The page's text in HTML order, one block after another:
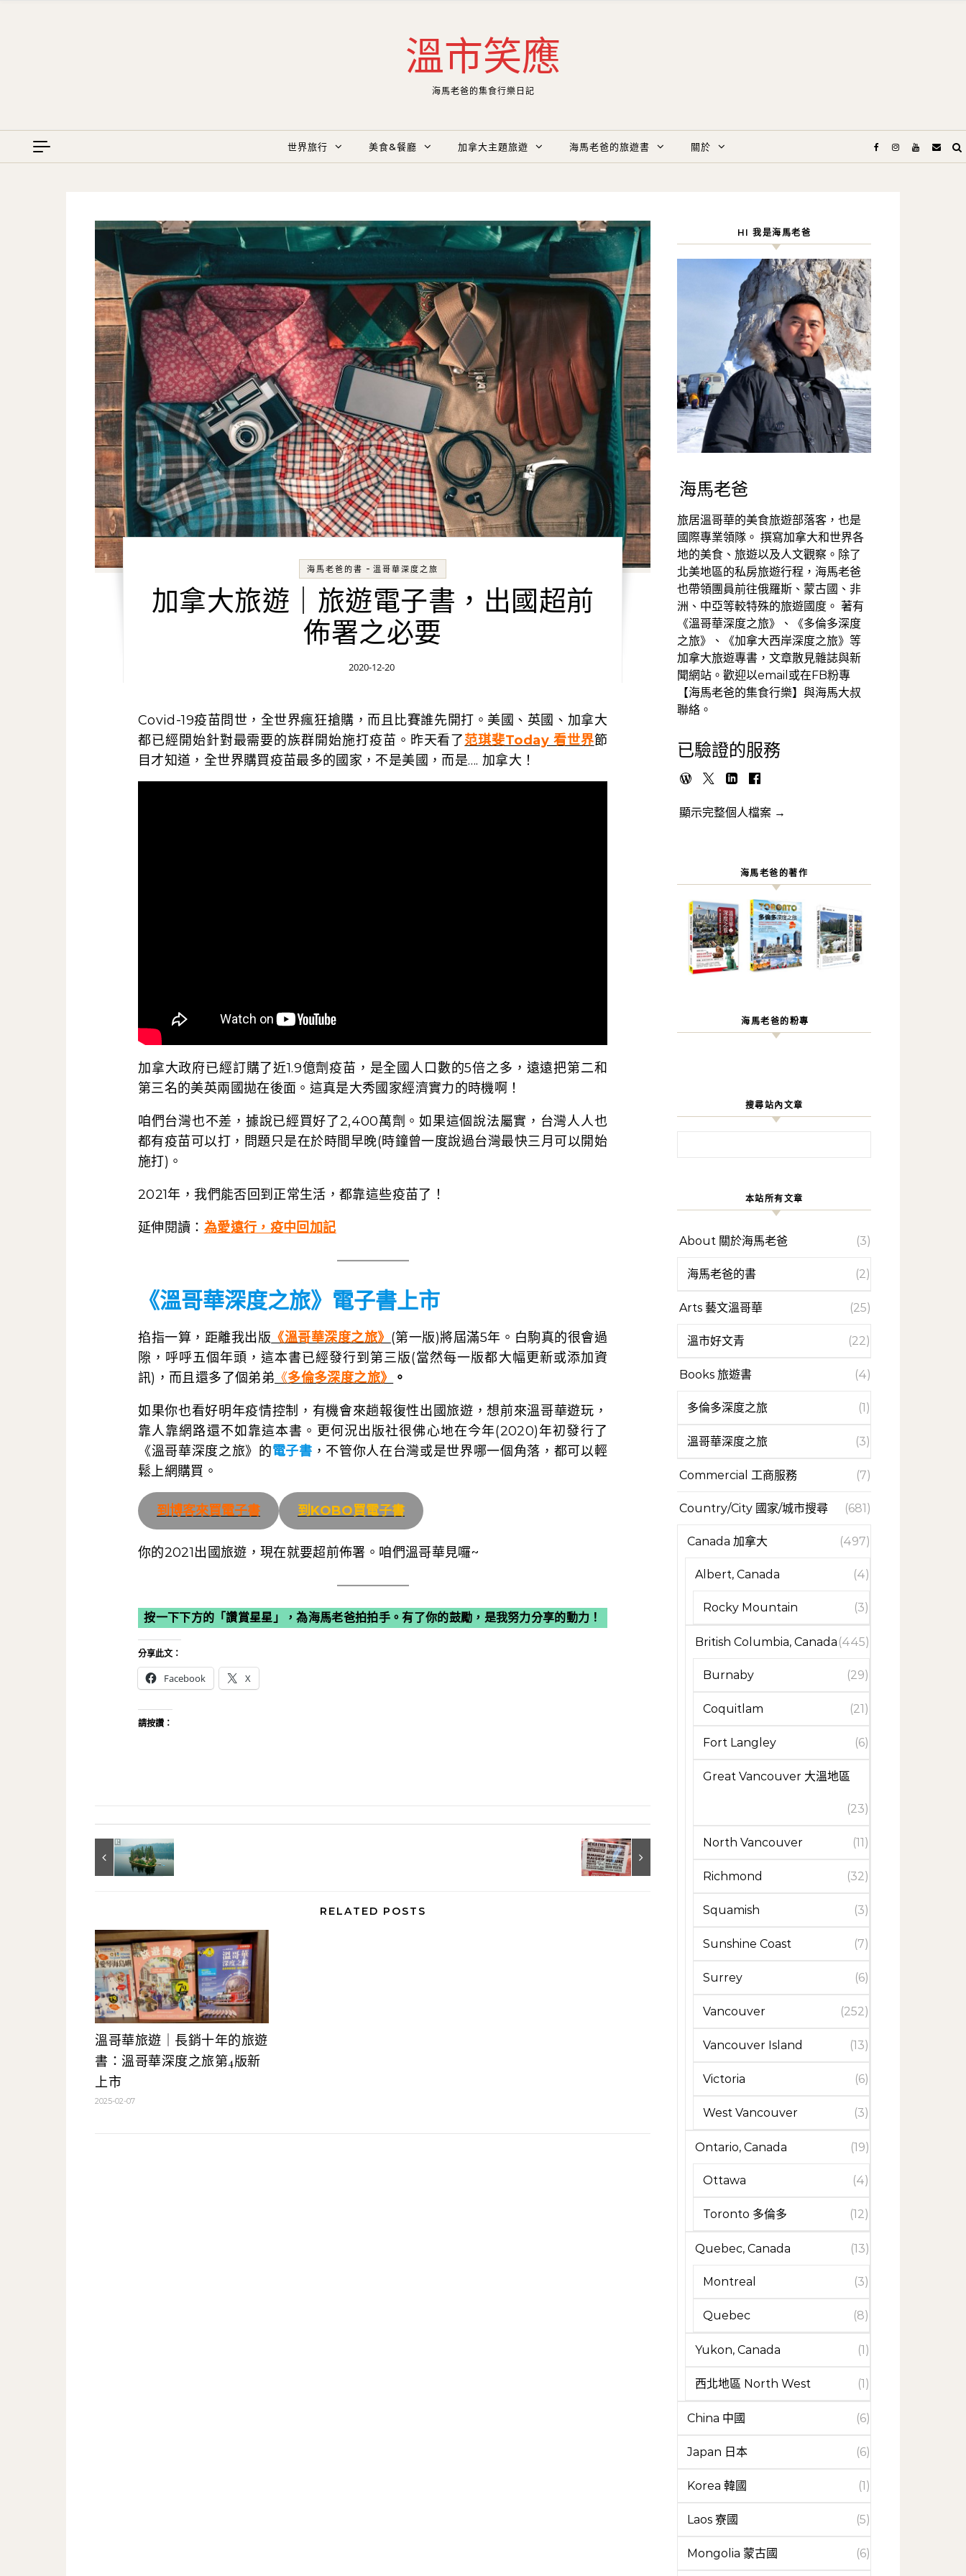
溫市笑應
海馬老爸的集食行樂日記
世界旅行 美食&餐廳 加拿大主題旅遊 海馬老爸的旅遊書 關於
海馬老爸的書 - 溫哥華深度之旅
加拿大旅遊｜旅遊電子書，出國超前
佈署之必要
2020-12-20
Covid-19疫苗問世，全世界瘋狂搶購，而且比賽誰先開打。美國、英國、加拿大
都已經開始針對最需要的族群開始施打疫苗。昨天看了范琪斐Today 看世界節
目才知道，全世界購買疫苗最多的國家，不是美國，而是…. 加拿大！
加拿大政府已經訂購了近1.9億劑疫苗，是全國人口數的5倍之多，遠遠把第二和
第三名的美英兩國拋在後面。這真是大秀國家經濟實力的時機啊！
咱們台灣也不差，據說已經買好了2,400萬劑。如果這個說法屬實，台灣人人也
都有疫苗可以打，問題只是在於時間早晚(時鐘曾一度說過台灣最快三月可以開始
施打)。
2021年，我們能否回到正常生活，都靠這些疫苗了！
延伸閱讀： 為愛遠行，疫中回加記
《溫哥華深度之旅》 電子書上市
掐指一算，距離我出版 《溫哥華深度之旅》 (第一版)將屆滿5年。白駒真的很會過
隙，呼呼五個年頭，這本書已經發行到第三版(當然每一版都大幅更新或添加資
訊)，而且還多了個弟弟 《多倫多深度之旅》 。
如果你也看好明年疫情控制，有機會來趟報復性出國旅遊，想前來溫哥華遊玩，
靠人靠網路還不如靠這本書。更何況出版社很佛心地在今年(2020)年初發行了
《溫哥華深度之旅》的電子書 ，不管你人在台灣或是世界哪一個角落，都可以輕
鬆上網購買 。
到博客來買電子書 到KOBO買電子書
你的2021出國旅遊，現在就要超前佈署。咱們溫哥華見囉~
按一下下方的「讚賞星星」，為海馬老爸拍拍手。有了你的鼓勵，是我努力分享的動力！
分享此文：
Facebook X
請按讚：
RELATED POSTS
溫哥華旅遊｜長銷十年的旅遊
書：溫哥華深度之旅第4版新
上市
2025-02-07
HI 我是海馬老爸
海馬老爸
旅居溫哥華的美食旅遊部落客，也是
國際專業領隊。 撰寫加拿大和世界各
地的美食、旅遊以及人文觀察。除了
北美地區的私房旅遊行程，海馬老爸
也帶領團員前往俄羅斯、蒙古國、非
洲、中亞等較特殊的旅遊國度。 著有
《溫哥華深度之旅》、《多倫多深度
之旅》、《加拿大西岸深度之旅》等
加拿大旅遊專書，文章散見雜誌與新
聞網站。歡迎以email或在FB粉專
【海馬老爸的集食行樂】與海馬大叔
聯絡。
已驗證的服務
顯示完整個人檔案 →
海馬老爸的著作
海馬老爸的粉專
搜尋站內文章
本站所有文章
About 關於海馬老爸 (3)
海馬老爸的書 (2)
Arts 藝文溫哥華 (25)
溫市好文青 (22)
Books 旅遊書 (4)
多倫多深度之旅 (1)
溫哥華深度之旅 (3)
Commercial 工商服務 (7)
Country/City 國家/城市搜尋 (681)
Canada 加拿大 (497)
Albert, Canada (4)
Rocky Mountain (3)
British Columbia, Canada (445)
Burnaby (29)
Coquitlam (21)
Fort Langley (6)
Great Vancouver 大溫地區
(23)
North Vancouver (11)
Richmond (32)
Squamish (3)
Sunshine Coast (7)
Surrey (6)
Vancouver (252)
Vancouver Island (13)
Victoria (6)
West Vancouver (3)
Ontario, Canada (19)
Ottawa (4)
Toronto 多倫多 (12)
Quebec, Canada (13)
Montreal (3)
Quebec (8)
Yukon, Canada (1)
西北地區 North West (1)
China 中國 (6)
Japan 日本 (6)
Korea 韓國 (1)
Laos 寮國 (5)
Mongolia 蒙古國 (6)